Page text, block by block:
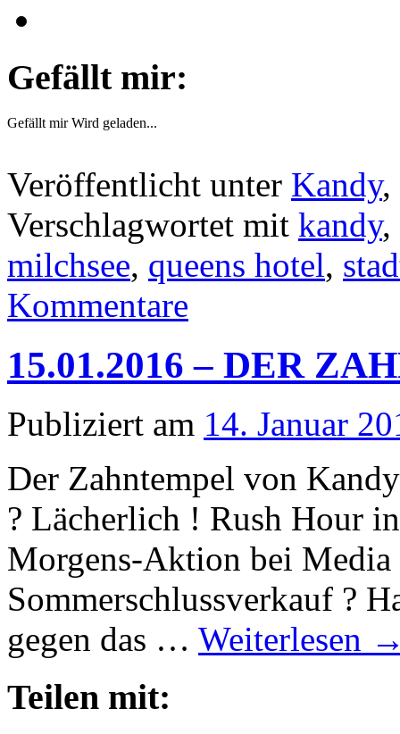
Gefällt mir:
Gefällt mir Wird geladen...
Veröffentlicht unter Kandy,
Verschlagwortet mit kandy,
milchsee, queens hotel,
Kommentare
15.01.2016 – DER
Publiziert am 14. Januar
Der Zahntempel von
? Lächerlich ! Rush Hour
Morgens-Aktion bei
Sommerschlussverkauf ?
gegen das … Weiterlesen
Teilen mit: